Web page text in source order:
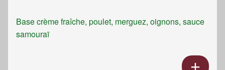
Base crème fraîche, poulet, merguez, oignons, sauce
samouraï